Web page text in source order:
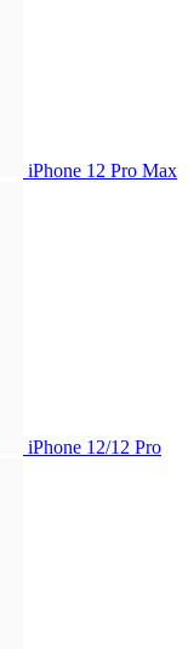
iPhone 12 Pro Max
iPhone 12/12 Pro